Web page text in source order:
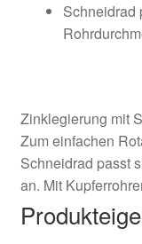
Schneidrad
Zinklegierung mit
Zum einfachen
Schneidrad passt
an. Mit